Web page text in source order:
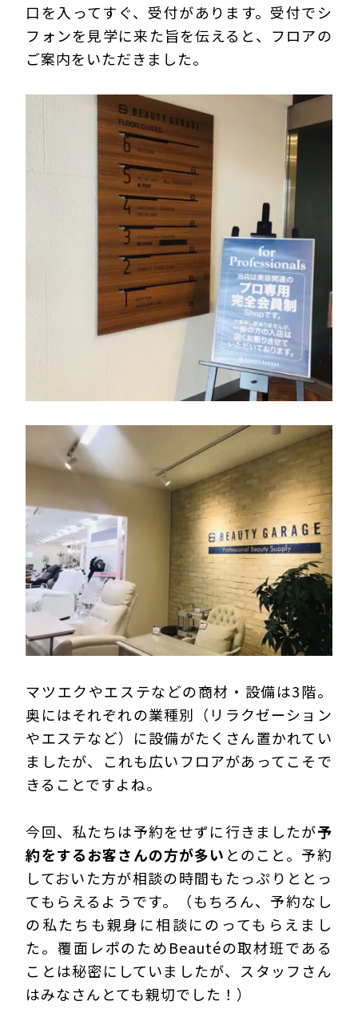
口を入ってすぐ、受付があります。受付でシ
フォンを見学に来た旨を伝えると、フロアの
ご案内をいただきました。
マツエクやエステなどの商材・設備は3階。
奥にはそれぞれの業種別（リラクゼーション
やエステなど）に設備がたくさん置かれてい
ましたが、これも広いフロアがあってこそで
きることですよね。
今回、私たちは予約をせずに行きましたが予
約をするお客さんの方が多い とのこと。予約
しておいた方が相談の時間もたっぷりととっ
てもらえるようです。（もちろん、予約なし
の私たちも親身に相談にのってもらえまし
た。覆面レポのためBeautéの取材班である
ことは秘密にしていましたが、スタッフさん
はみなさんとても親切でした！）